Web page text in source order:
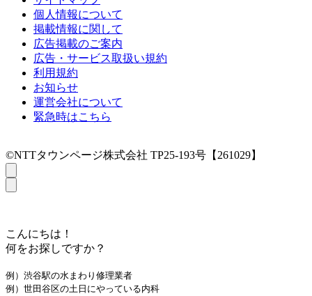
個人情報について
掲載情報に関して
広告掲載のご案内
広告・サービス取扱い規約
利用規約
お知らせ
運営会社について
緊急時はこちら
©NTTタウンページ株式会社 TP25-193号【261029】
こんにちは！
何をお探しですか？
例）渋谷駅の水まわり修理業者
例）世田谷区の土日にやっている内科